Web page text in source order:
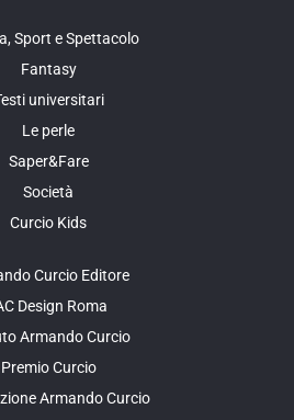
Sport e Spettacolo
Fantasy
universitari
Le perle
Saper&Fare
Società
Curcio Kids
Curcio Editore
Design Roma
Armando Curcio
Premio Curcio
Armando Curcio